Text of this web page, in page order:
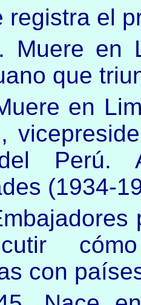
registra el
Muere en
que
en
Perú.
(1934-
con